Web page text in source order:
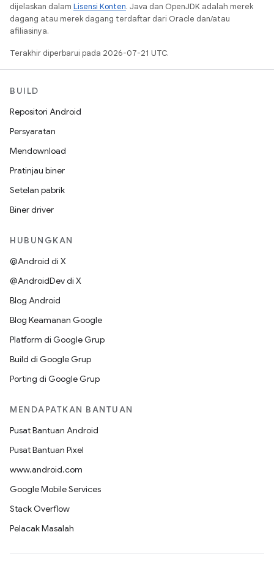
dijelaskan dalam Lisensi Konten. Java dan OpenJDK adalah merek
dagang atau merek dagang terdaftar dari Oracle dan/atau
afiliasinya.
Terakhir diperbarui pada 2026-07-21 UTC.
BUILD
Repositori Android
Persyaratan
Mendownload
Pratinjau biner
Setelan pabrik
Biner driver
HUBUNGKAN
@Android di X
@AndroidDev di X
Blog Android
Blog Keamanan Google
Platform di Google Grup
Build di Google Grup
Porting di Google Grup
MENDAPATKAN BANTUAN
Pusat Bantuan Android
Pusat Bantuan Pixel
www.android.com
Google Mobile Services
Stack Overflow
Pelacak Masalah